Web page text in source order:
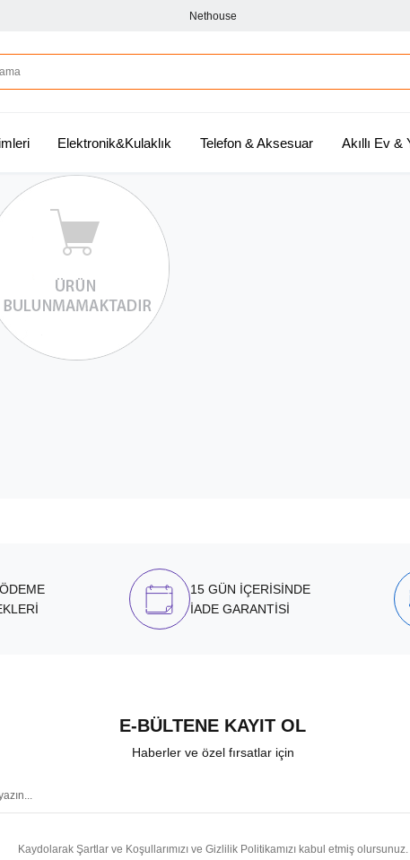
Nethouse
Elektronik&Kulaklık Telefon & Aksesuar Akıllı Ev &
15 GÜN İÇERİSİNDE
İADE GARANTİSİ
E-BÜLTENE KAYIT OL
Haberler ve özel fırsatlar için
Kaydolarak Şartlar ve Koşullarımızı ve Gizlilik Politikamızı kabul etmiş olursunuz.